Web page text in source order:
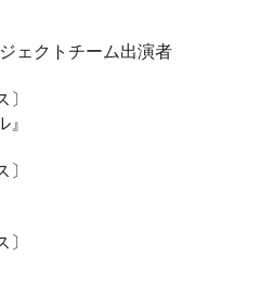
ェクトチーム出演者